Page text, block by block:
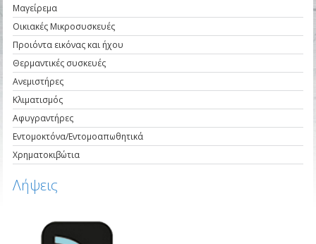
Μαγείρεμα
Οικιακές Μικροσυσκευές
Προιόντα εικόνας και ήχου
Θερμαντικές συσκευές
Ανεμιστήρες
Κλιματισμός
Αφυγραντήρες
Εντομοκτόνα/Εντομοαπωθητικά
Χρηματοκιβώτια
Λήψεις